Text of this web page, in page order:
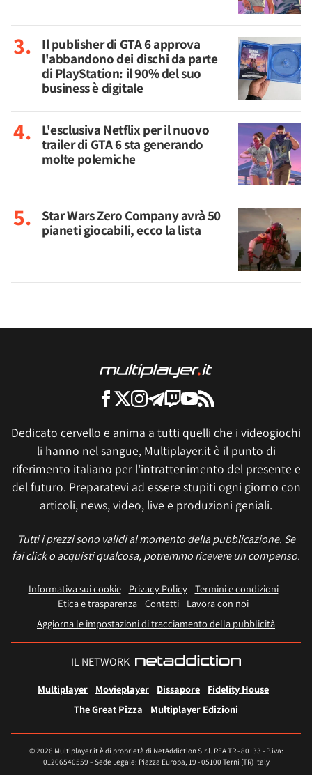
Il publisher di GTA 6 approva
l'abbandono dei dischi da parte
di PlayStation: il 90% del suo
business è digitale
L'esclusiva Netflix per il nuovo
trailer di GTA 6 sta generando
molte polemiche
Star Wars Zero Company avrà 50
pianeti giocabili, ecco la lista
Dedicato cervello e anima a tutti quelli che i videogiochi
li hanno nel sangue, Multiplayer.it è il punto di
riferimento italiano per l'intrattenimento del presente e
del futuro. Preparatevi ad essere stupiti ogni giorno con
articoli, news, video, live e produzioni geniali.
Tutti i prezzi sono validi al momento della pubblicazione. Se
fai click o acquisti qualcosa, potremmo ricevere un compenso.
Informativa sui cookie Privacy Policy
Termini e condizioni
Etica e trasparenza Contatti
Lavora con noi
Aggiorna le impostazioni di tracciamento della pubblicità
IL NETWORK
Multiplayer Movieplayer Dissapore
Fidelity House
The Great Pizza
Multiplayer Edizioni
© 2026 Multiplayer.it è di proprietà di NetAddiction S.r.l. REA TR - 80133 - P.iva:
01206540559 – Sede Legale: Piazza Europa, 19 - 05100 Terni (TR) Italy